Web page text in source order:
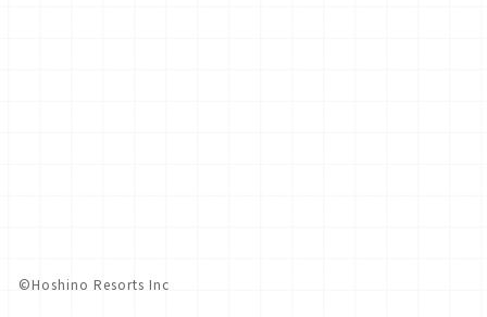
©︎Hoshino Resorts Inc